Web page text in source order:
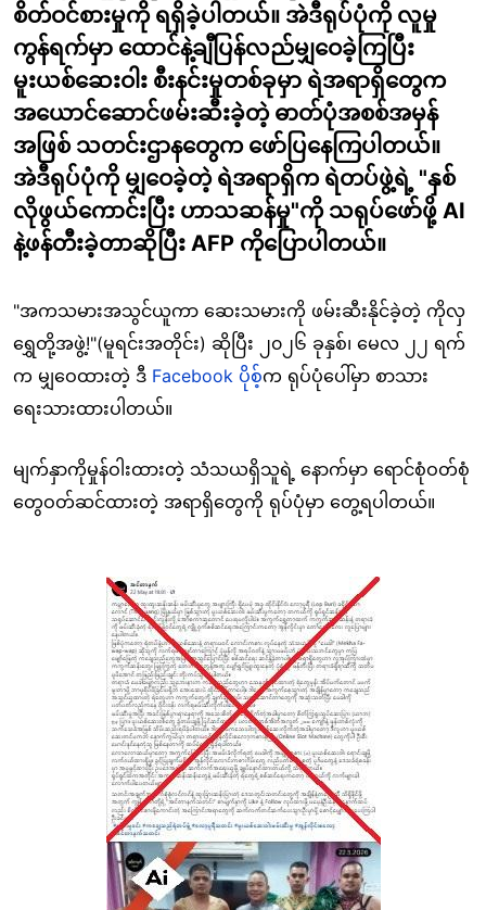
စိတ်ဝင်စားမှုကို ရရှိခဲ့ပါတယ်။ အဲဒီရုပ်ပုံကို လူမှု
ကွန်ရက်မှာ ထောင်နဲ့ချီပြန်လည်မျှဝေခဲ့ကြပြီး
မူးယစ်ဆေးဝါး စီးနင်းမှုတစ်ခုမှာ ရဲအရာရှိတွေက
အယောင်ဆောင်ဖမ်းဆီးခဲ့တဲ့ ဓာတ်ပုံအစစ်အမှန်
အဖြစ် သတင်းဌာနတွေက ဖော်ပြနေကြပါတယ်။
အဲဒီရုပ်ပုံကို မျှဝေခဲ့တဲ့ ရဲအရာရှိက ရဲတပ်ဖွဲ့ရဲ့ "နှစ်
လိုဖွယ်ကောင်းပြီး ဟာသဆန်မှု"ကို သရုပ်ဖော်ဖို့ AI
နဲ့ဖန်တီးခဲ့တာဆိုပြီး AFP ကိုပြောပါတယ်။
"အကသမားအသွင်ယူကာ ဆေးသမားကို ဖမ်းဆီးနိုင်ခဲ့တဲ့ ကိုလှ
ရွှေတို့အဖွဲ့!"(မူရင်းအတိုင်း) ဆိုပြီး ၂၀၂၆ ခုနှစ်၊ မေလ ၂၂ ရက်
က မျှဝေထားတဲ့ ဒီ Facebook ပိုစ့်က ရုပ်ပုံပေါ်မှာ စာသား
ရေးသားထားပါတယ်။
မျက်နှာကိုမှုန်ဝါးထားတဲ့ သံသယရှိသူရဲ့ နောက်မှာ ရောင်စုံဝတ်စုံ
တွေဝတ်ဆင်ထားတဲ့ အရာရှိတွေကို ရုပ်ပုံမှာ တွေ့ရပါတယ်။